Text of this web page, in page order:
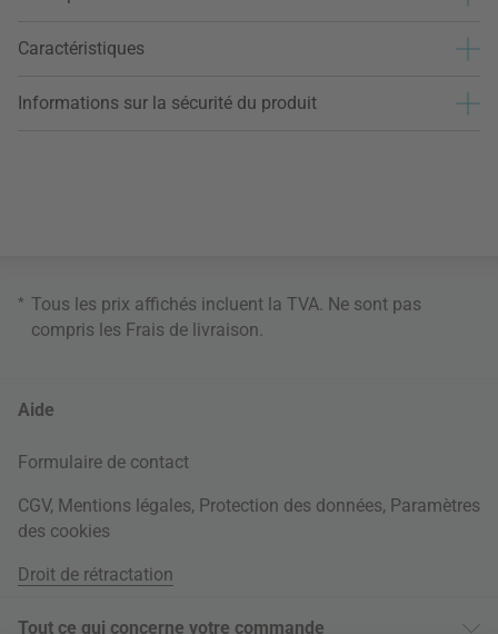
Caractéristiques
Informations sur la sécurité du produit
* Tous les prix affichés incluent la TVA. Ne sont pas
compris les Frais de livraison
Aide
Formulaire de contact
CGV, Mentions légales, Protection des données, Paramètres
des cookies
Droit de rétractation
Tout ce qui concerne votre commande